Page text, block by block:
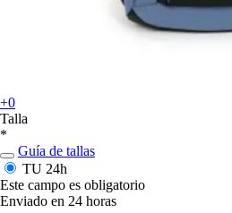
+0
Talla
*
Guía de tallas
TU 24h
Este campo es obligatorio
Enviado en 24 horas